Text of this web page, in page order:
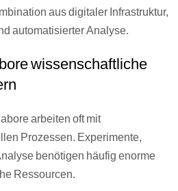
aus digitaler Infrastruktur,
automatisierter Analyse.
wissenschaftliche
arbeiten oft mit
Prozessen. Experimente,
benötigen häufig enorme
Ressourcen.